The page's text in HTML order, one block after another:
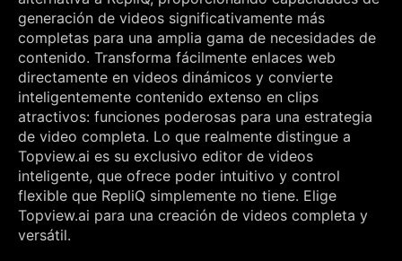
generación de videos significativamente más
completas para una amplia gama de necesidades de
contenido. Transforma fácilmente enlaces web
directamente en videos dinámicos y convierte
inteligentemente contenido extenso en clips
atractivos: funciones poderosas para una estrategia
de video completa. Lo que realmente distingue a
Topview.ai es su exclusivo editor de videos
inteligente, que ofrece poder intuitivo y control
flexible que RepliQ simplemente no tiene. Elige
Topview.ai para una creación de videos completa y
versátil.